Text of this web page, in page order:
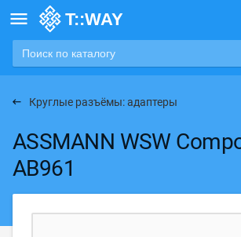

Круглые разъёмы: адаптеры
ASSMANN WSW
AB961